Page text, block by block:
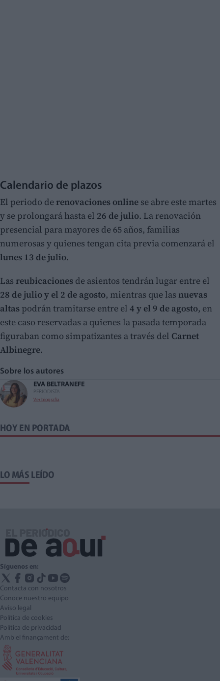
Calendario de plazos
El periodo derenovaciones online se abre este martes
y se prolongará hasta el 26 de julio. La renovación
presencial para mayores de 65 años, familias
numerosas y quienes tengan cita previa comenzará el
lunes 13 de julio.
Las reubicaciones de asientos tendrán lugar entre el
28 de julio y el 2 de agosto, mientras que las nuevas
altas podrán tramitarse entre el 4 y el 9 de agosto, en
este caso reservadas a quienes la pasada temporada
figuraban como simpatizantes a través del Carnet
Albinegre.
Sobre los autores
EVA BELTRAN
PERIODISTA
Ver biografía
EFE
HOY EN PORTADA
LO MÁS LEÍDO
Síguenos en:
Contacta con nosotros
Conoce nuestro equipo
Aviso legal
Política de cookies
Política de privacidad
Amb el finançament de: